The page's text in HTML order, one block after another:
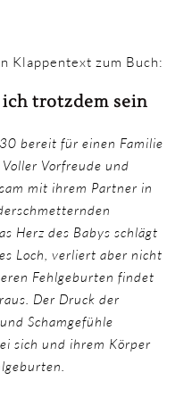
Klappentext zum Buch:
trotzdem sein
bereit für einen Familie
Vorfreude und
mit ihrem Partner in
Herz des Babys schlägt
Loch, verliert aber nicht
Fehlgeburten findet
Der Druck der
Schamgefühle
sich und ihrem Körper